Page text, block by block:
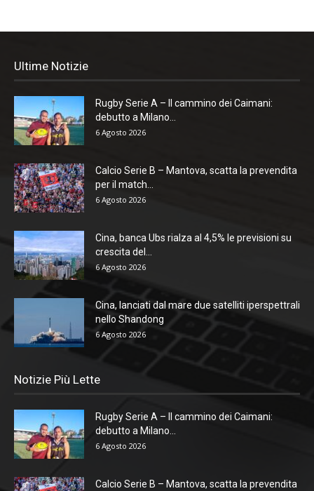
Ultime Notizie
Rugby Serie A – Il cammino dei Caimani:
debutto a Milano...
6 Agosto 2026
Calcio Serie B – Mantova, scatta la prevendita
per il match...
6 Agosto 2026
Cina, banca Ubs rialza al 4,5% le previsioni su
crescita del...
6 Agosto 2026
Cina, lanciati dal mare due satelliti iperspettrali
nello Shandong
6 Agosto 2026
Notizie Più Lette
Rugby Serie A – Il cammino dei Caimani:
debutto a Milano...
6 Agosto 2026
Calcio Serie B – Mantova, scatta la prevendita